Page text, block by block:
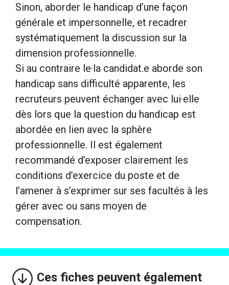
Sinon, aborder le handicap d’une façon
générale et impersonnelle, et recadrer
systématiquement la discussion sur la
dimension professionnelle.
Si au contraire le·la candidat.e aborde son
handicap sans difficulté apparente, les
recruteurs peuvent échanger avec lui·elle
dès lors que la question du handicap est
abordée en lien avec la sphère
professionnelle. Il est également
recommandé d’exposer clairement les
conditions d’exercice du poste et de
l’amener à s’exprimer sur ses facultés à les
gérer avec ou sans moyen de
compensation.
Ces fiches peuvent également